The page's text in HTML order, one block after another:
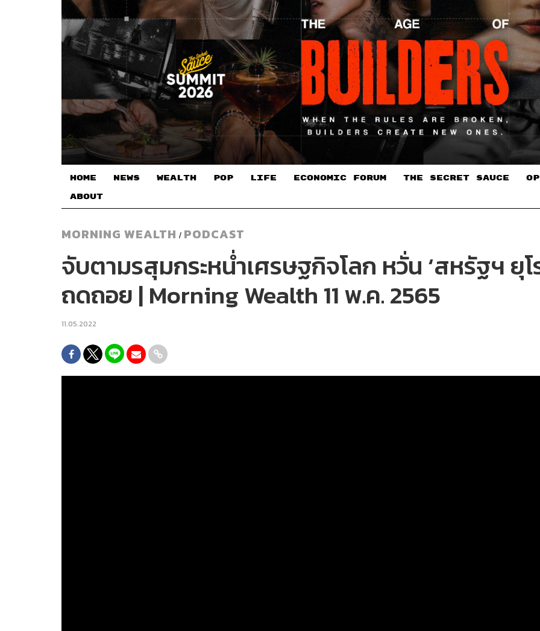
HOME NEWS WEALTH POP LIFE ECONOMIC FORUM THE SECRET SAUCE​
ABOUT
MORNING WEALTH / PODCAST
จับตามรสุมกระหน่ำเศรษฐกิจโลก หวั่น ‘สหรัฐฯ ยุโ
ถดถอย | Morning Wealth 11 พ.ค. 2565
11.05.2022